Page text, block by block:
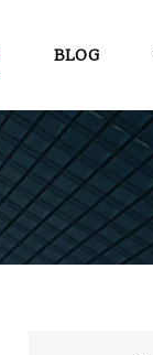
BLOG